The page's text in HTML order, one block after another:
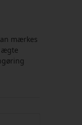
mærkes
ægte